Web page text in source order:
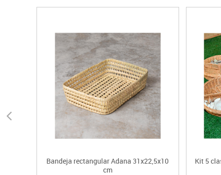
Bandeja rectangular Adana 31x22,5x10
cm
Kit 5